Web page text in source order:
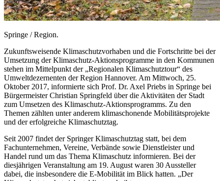
Springe / Region.
Zukunftsweisende Klimaschutzvorhaben und die Fortschritte bei der
Umsetzung der Klimaschutz-Aktionsprogramme in den Kommunen
stehen im Mittelpunkt der „Regionalen Klimaschutztour“ des
Umweltdezernenten der Region Hannover. Am Mittwoch, 25.
Oktober 2017, informierte sich Prof. Dr. Axel Priebs in Springe bei
Bürgermeister Christian Springfeld über die Aktivitäten der Stadt
zum Umsetzen des Klimaschutz-Aktionsprogramms. Zu den
Themen zählten unter anderem klimaschonende Mobilitätsprojekte
und der erfolgreiche Klimaschutztag.
Seit 2007 findet der Springer Klimaschutztag statt, bei dem
Fachunternehmen, Vereine, Verbände sowie Dienstleister und
Handel rund um das Thema Klimaschutz informieren. Bei der
diesjährigen Veranstaltung am 19. August waren 30 Aussteller
dabei, die insbesondere die E-Mobilität im Blick hatten. „Der